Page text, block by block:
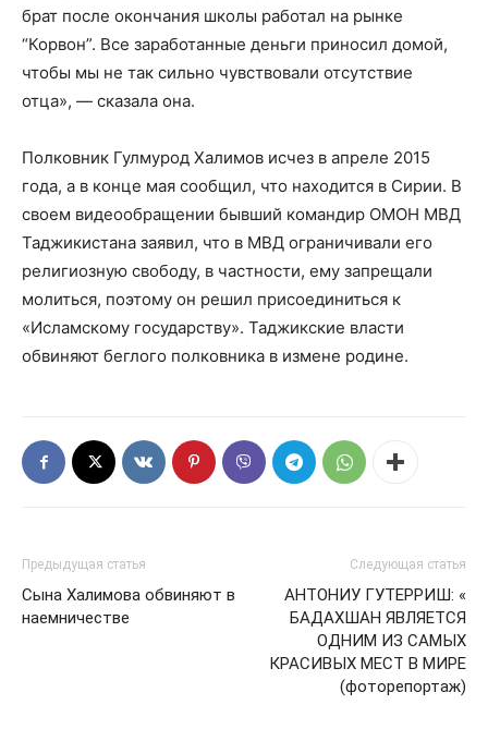
брат после окончания школы работал на рынке
“Корвон”. Все заработанные деньги приносил домой,
чтобы мы не так сильно чувствовали отсутствие
отца», — сказала она.
Полковник Гулмурод Халимов исчез в апреле 2015
года, а в конце мая сообщил, что находится в Сирии. В
своем видеообращении бывший командир ОМОН МВД
Таджикистана заявил, что в МВД ограничивали его
религиозную свободу, в частности, ему запрещали
молиться, поэтому он решил присоединиться к
«Исламскому государству». Таджикские власти
обвиняют беглого полковника в измене родине.
Предыдущая статья
Cына Халимова обвиняют в
наемничестве
Следующая статья
АНТОНИУ ГУТЕРРИШ: «
БАДАХШАН ЯВЛЯЕТСЯ
ОДНИМ ИЗ САМЫХ
КРАСИВЫХ МЕСТ В МИРЕ
(фоторепортаж)